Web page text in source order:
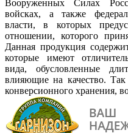
Вооруженных Силах
войсках, а также
власти, в которых
отношении, которого
Данная продукция
которые имеют
вида, обусловленные
влияющие на качество.
конверсионного хранения,